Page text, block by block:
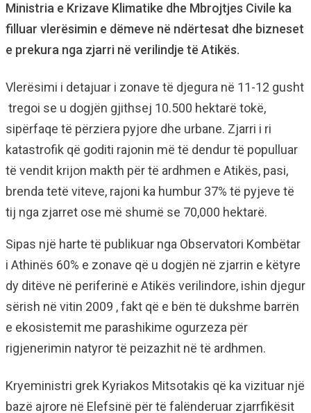
Ministria e Krizave Klimatike dhe Mbrojtjes Civile ka
filluar vlerësimin e dëmeve në ndërtesat dhe bizneset
e prekura nga zjarri në verilindje të Atikës.
Vlerësimi i detajuar i zonave të djegura në 11-12 gusht
tregoi se u dogjën gjithsej 10.500 hektarë tokë,
sipërfaqe të përziera pyjore dhe urbane. Zjarri i ri
katastrofik që goditi rajonin më të dendur të populluar
të vendit krijon makth për të ardhmen e Atikës, pasi,
brenda tetë viteve, rajoni ka humbur 37% të pyjeve të
tij nga zjarret ose më shumë se 70,000 hektarë.
Sipas një harte të publikuar nga Observatori Kombëtar
i Athinës 60% e zonave që u dogjën në zjarrin e këtyre
dy ditëve në periferinë e Atikës verilindore, ishin djegur
sërish në vitin 2009 , fakt që e bën të dukshme barrën
e ekosistemit me parashikime ogurzeza për
rigjenerimin natyror të peizazhit në të ardhmen.
Kryeministri grek Kyriakos Mitsotakis që ka vizituar një
bazë ajrore në Elefsinë për të falënderuar zjarrfikësit